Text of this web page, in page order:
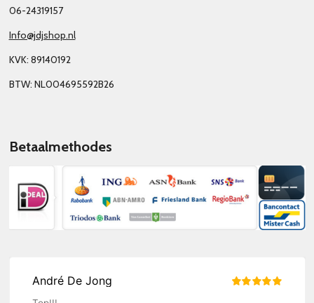
06-24319157
Info@jdjshop.nl
KVK: 89140192
BTW: NL004695592B26
Betaalmethodes